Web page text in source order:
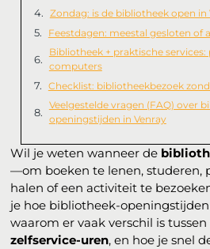
Wil je weten wanneer de
—om boeken te lenen, studeren,
halen of een activiteit te
je hoe bibliotheek-
waarom er vaak verschil is tussen
zelfservice-uren, en hoe je snel
Zondag: is de bibliotheek open in
Feestdagen: meestal gesloten of
Bibliotheek + praktische services:
computers
Checklist: bibliotheekbezoek
Veelgestelde vragen (FAQ) over
openingstijden in Venray